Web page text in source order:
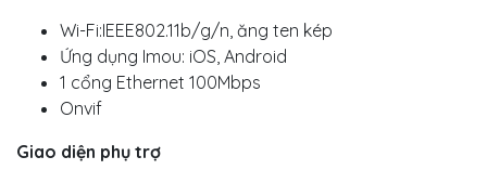
Wi-Fi:IEEE802.11b/g/n, ăng ten kép
Ứng dụng Imou: iOS, Android
1 cổng Ethernet 100Mbps
Onvif
Giao diện phụ trợ